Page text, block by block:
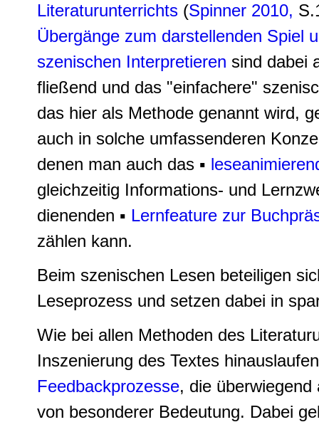
Literaturunterrichts (Spinner 2010,
Übergänge zum darstellenden Spiel
szenischen Interpretieren sind dabei
fließend und das "einfachere"
das hier als Methode genannt wird,
auch in solche umfassenderen
denen man auch das ▪
gleichzeitig Informations- und
dienenden ▪ Lernfeature zur
zählen kann.
Beim szenischen Lesen beteiligen
Leseprozess und setzen dabei in
Wie bei allen Methoden des
Inszenierung des Textes
Feedbackprozesse, die
von besonderer Bedeutung. Dabei